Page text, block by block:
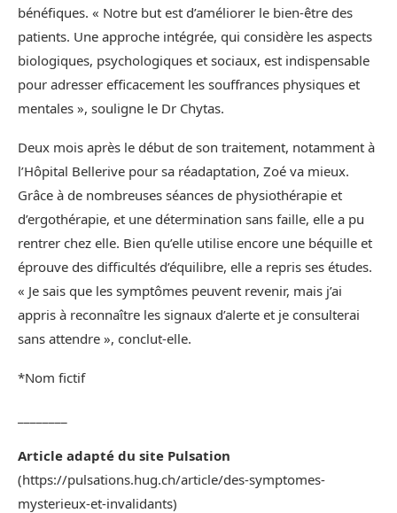
bénéfiques. « Notre but est d’améliorer le bien-être des
patients. Une approche intégrée, qui considère les aspects
biologiques, psychologiques et sociaux, est indispensable
pour adresser efficacement les souffrances physiques et
mentales », souligne le Dr Chytas.
Deux mois après le début de son traitement, notamment à
l’Hôpital Bellerive pour sa réadaptation, Zoé va mieux.
Grâce à de nombreuses séances de physiothérapie et
d’ergothérapie, et une détermination sans faille, elle a pu
rentrer chez elle. Bien qu’elle utilise encore une béquille et
éprouve des difficultés d’équilibre, elle a repris ses études.
« Je sais que les symptômes peuvent revenir, mais j’ai
appris à reconnaître les signaux d’alerte et je consulterai
sans attendre », conclut-elle.
*Nom fictif
Article adapté du site Pulsation
(https://pulsations.hug.ch/article/des-symptomes-
mysterieux-et-invalidants)